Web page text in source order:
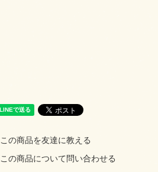
この商品を友達に教える
この商品について問い合わせる